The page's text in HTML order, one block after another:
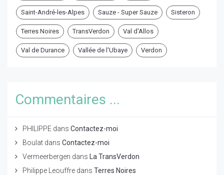
Saint-André-les-Alpes Sauze - Super Sauze Sisteron
Terres Noires TransVerdon Val d'Allos
Val de Durance Vallée de l'Ubaye Verdon
Commentaires ...
PHILIPPE dans Contactez-moi
Boulat dans Contactez-moi
Vermeerbergen dans La TransVerdon
Philippe Leouffre dans Terres Noires